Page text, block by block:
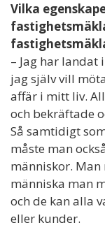
Vilka
– Jag har landat
jag själv vill
affär i mitt liv.
och bekräftade
Så samtidigt
måste man
människor. Man
människa man
och de kan alla
eller kunder.